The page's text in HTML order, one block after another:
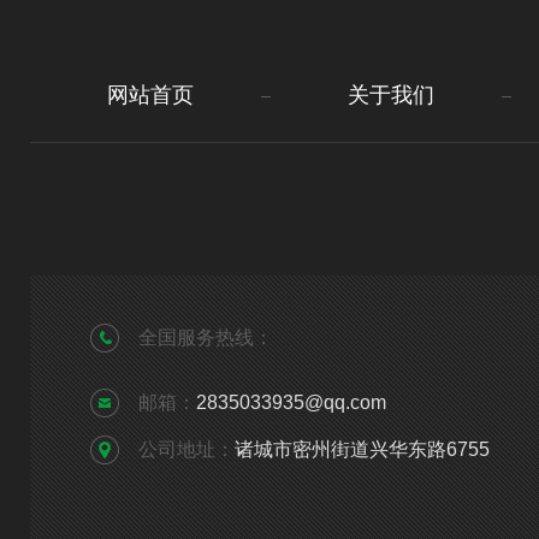
网站首页 关于我们
全国服务热线：
邮箱： 2835033935@qq.com
公司地址： 诸城市密州街道兴华东路6755